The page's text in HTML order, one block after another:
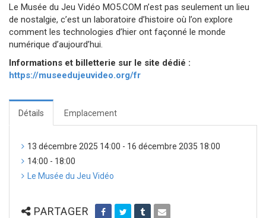
Le Musée du Jeu Vidéo MO5.COM n’est pas seulement un lieu
de nostalgie, c’est un laboratoire d’histoire où l’on explore
comment les technologies d’hier ont façonné le monde
numérique d’aujourd’hui.
Informations et billetterie sur le site dédié :
https://museedujeuvideo.org/fr
Détails Emplacement
13 décembre 2025 14:00 - 16 décembre 2035 18:00
14:00 - 18:00
Le Musée du Jeu Vidéo
PARTAGER